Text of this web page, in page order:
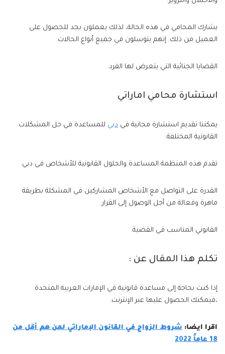
يشارك المحامي في هذه الحالة، لذلك يعملون بجد للحصول على
العميل من ذلك. إنهم يتوسلون في جميع أنواع الحالات.
القضايا الجنائية التي يتعرض لها الفرد.
استشارة محامي اماراتي
يمكننا تقديم استشارة مجانية في دبي للمساعدة في حل المشكلات
القانونية المختلفة.
تقدم هذه المنظمة المساعدة والحلول القانونية للأشخاص في دبي.
القدرة على التواصل مع الأشخاص المشاركين في المشكلة بطريقة
ماهرة وفعالة من أجل الوصول إلى القرار.
القانوني المناسب في القضية.
تكلم هذا المقال عن :
إذا كنت بحاجة إلى مساعدة قانونية في الإمارات العربية المتحدة
،فيمكنك الحصول عليها عبر الإنترنت.
اقرا ايضا: شروط الزواج في القانون الإماراتي لمن هم أقل من
18 عاماً 2022